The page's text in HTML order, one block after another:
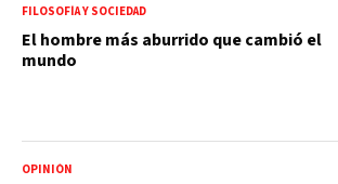
FILOSOFÍA Y SOCIEDAD
El hombre más aburrido que cambió el
mundo
OPINIÓN